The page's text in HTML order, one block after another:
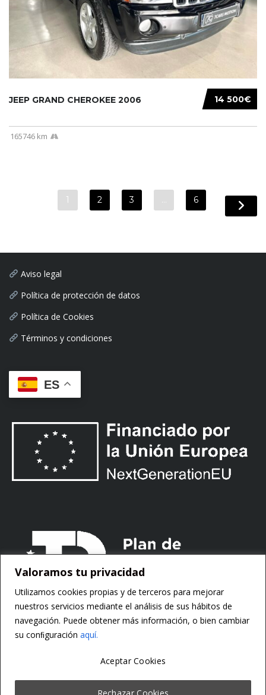
Valoramos tu privacidad
Utilizamos cookies propias y de terceros para mejorar
nuestros servicios mediante el análisis de sus hábitos de
navegación. Puede obtener más información, o bien cambiar
su conﬁguración aquí.
Rechazar Cookies
Aceptar Cookies
14 500€
JEEP GRAND CHEROKEE 2006
165746 km
1 2 3 … 6
Aviso legal
Política de protección de datos
Política de Cookies
Términos y condiciones
ES